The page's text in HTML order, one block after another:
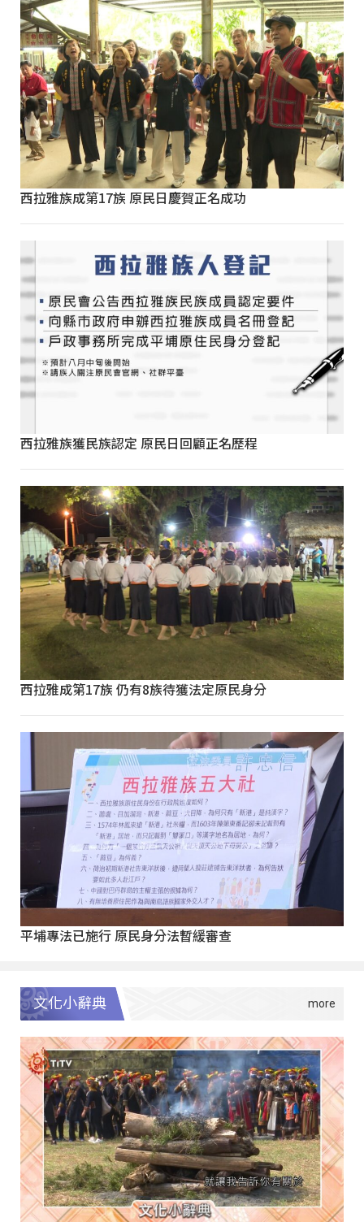
西拉雅族成第17族 原民日慶賀正名成功
西拉雅族獲民族認定 原民日回顧正名歷程
西拉雅成第17族 仍有8族待獲法定原民身分
平埔專法已施行 原民身分法暫緩審查
文化小辭典